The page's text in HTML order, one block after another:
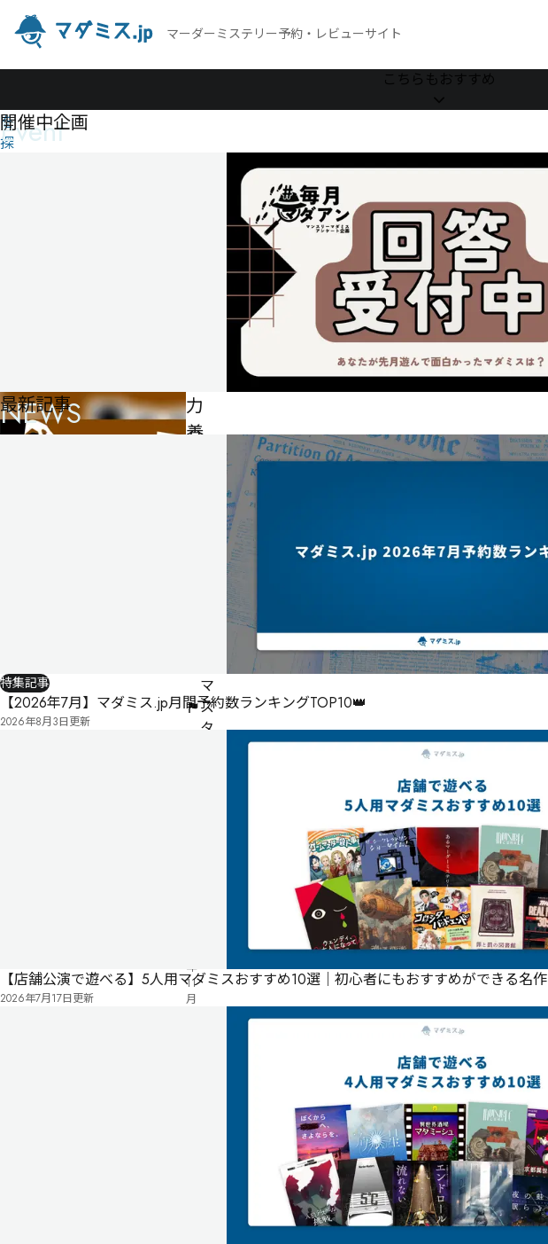
マーダーミステリー予約・レビューサイト
を
探
力
養
マ
ス
タ
ト
年
11
月
こちらもおすすめ
Event
開催中企画
NEWS
最新記事
特集記事
【2026年7月】マダミス.jp月間予約数ランキングTOP10👑
2026年8月3日更新
【店舗公演で遊べる】5人用マダミスおすすめ10選｜初心者にもおすすめができる名作
2026年7月17日更新